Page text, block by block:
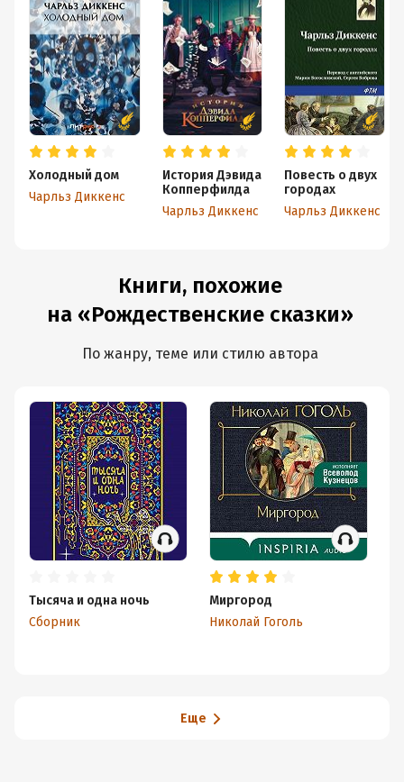
Холодный дом
Чарльз Диккенс
История Дэвида
Копперфилда
Чарльз Диккенс
Повесть о двух
городах
Чарльз Диккенс
Книги, похожие
на «Рождественские сказки»
По жанру, теме или стилю автора
Тысяча и одна ночь
Сборник
Миргород
Николай Гоголь
Еще